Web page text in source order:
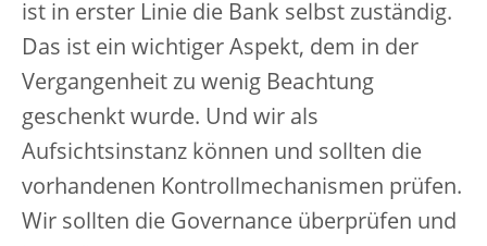
ist in erster Linie die Bank selbst zuständig.
Das ist ein wichtiger Aspekt, dem in der
Vergangenheit zu wenig Beachtung
geschenkt wurde. Und wir als
Aufsichtsinstanz können und sollten die
vorhandenen Kontrollmechanismen prüfen.
Wir sollten die Governance überprüfen und